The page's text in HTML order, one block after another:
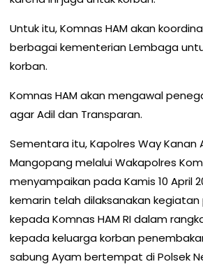
Untuk itu, Komnas HAM akan
berbagai kementerian Lembaga
korban.
Komnas HAM akan mengawal
agar Adil dan Transparan.
Sementara itu, Kapolres Way Kanan
Mangopang melalui Wakapolres
menyampaikan pada Kamis 10 April
kemarin telah dilaksanakan
kepada Komnas HAM RI dalam
kepada keluarga korban
sabung Ayam bertempat di Polsek